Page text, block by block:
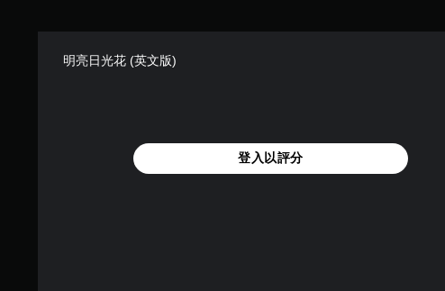
明亮日光花 (英文版)
登入以評分